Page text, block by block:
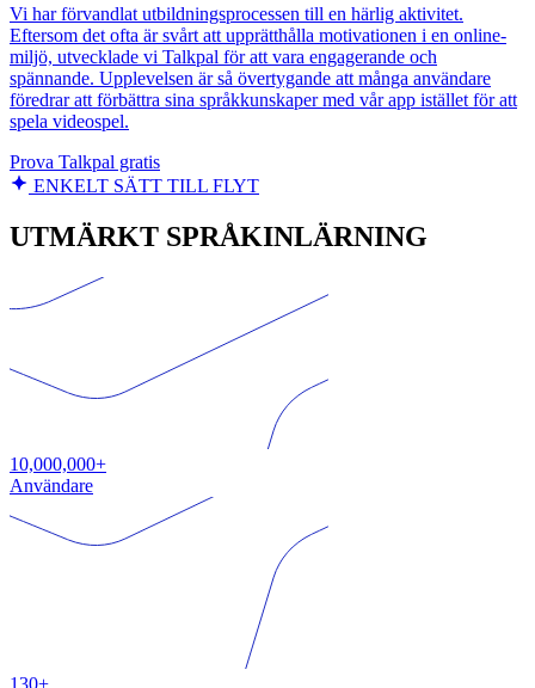
Vi har förvandlat utbildningsprocessen till en härlig aktivitet.
Eftersom det ofta är svårt att upprätthålla motivationen i en online-
miljö, utvecklade vi Talkpal för att vara engagerande och
spännande. Upplevelsen är så övertygande att många användare
föredrar att förbättra sina språkkunskaper med vår app istället för att
spela videospel.
Prova Talkpal gratis
ENKELT SÄTT TILL FLYT
UTMÄRKT SPRÅKINLÄRNING
10,000,000+
Användare
130+